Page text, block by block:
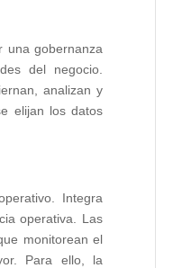
una gobernanza
del negocio.
analizan y
elijan los datos
Integra
operativa. Las
monitorean el
Para ello, la